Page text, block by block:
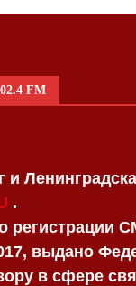
FM
и
.
регистрации
выдано
в сфере